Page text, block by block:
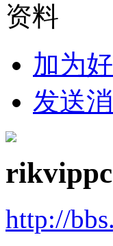
资料
加为
发送
http://